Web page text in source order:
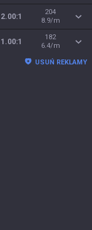
2.00:1
204
8.9/m
1.00:1
182
6.4/m
USUŃ REKLAMY